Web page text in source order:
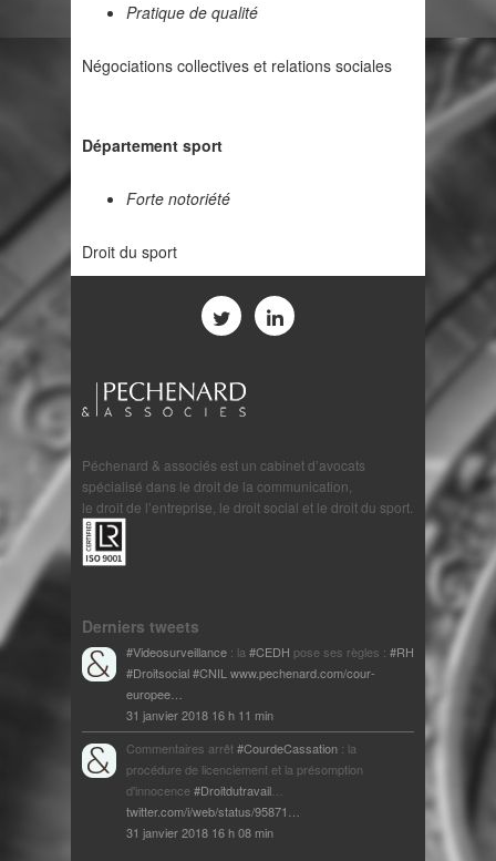
Pratique de qualité
Négociations collectives et relations sociales
Département sport
Forte notoriété
Droit du sport
Péchenard & associés est un cabinet d’avocats
spécialisé dans le droit de la communication,
le droit de l’entreprise, le droit social et le droit du sport.
Derniers tweets
#Videosurveillance : la#CEDH pose ses règles : #RH
#Droitsocial#CNILwww.pechenard.com/cour-
europee…
31 janvier 2018 16 h 11 min
Commentaires arrêt#CourdeCassation : la
procédure de licenciement et la présomption
d'innocence#Droitdutravail…
twitter.com/i/web/status/95871…
31 janvier 2018 16 h 08 min